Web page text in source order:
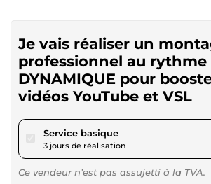
Je vais réaliser un
professionnel au rythme
DYNAMIQUE pour
vidéos YouTube et VSL
Service basiquepour 34,68 $US
3 jours de réalisation
Ce vendeur n’est pas assujetti à la TVA.